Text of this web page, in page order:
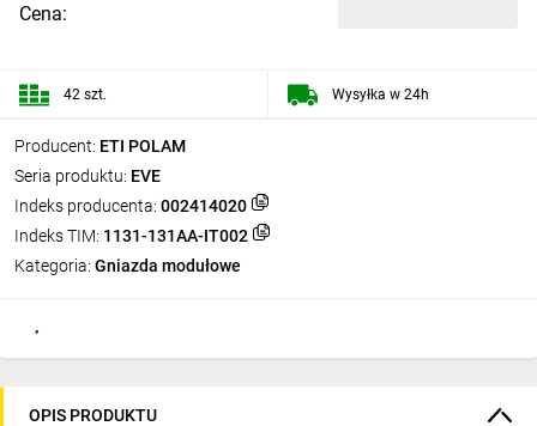
Producent: ETI POLAM
Seria produktu: EVE
Indeks producenta: 002414020
Indeks TIM: 1131-131AA-IT002
Kategoria: Gniazda modułowe
Cena:
42 szt. Wysyłka w 24h
OPIS PRODUKTU